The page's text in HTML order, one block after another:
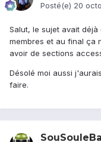
Posté(e) 20
Salut, le sujet avait
membres et au final ça
avoir de sections
Désolé moi aussi
faire.